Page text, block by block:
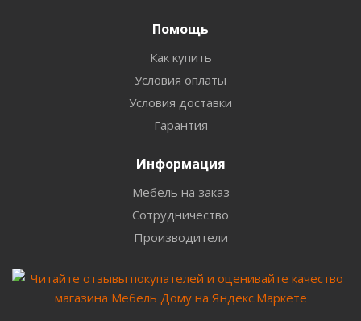
Помощь
Как купить
Условия оплаты
Условия доставки
Гарантия
Информация
Мебель на заказ
Сотрудничество
Производители